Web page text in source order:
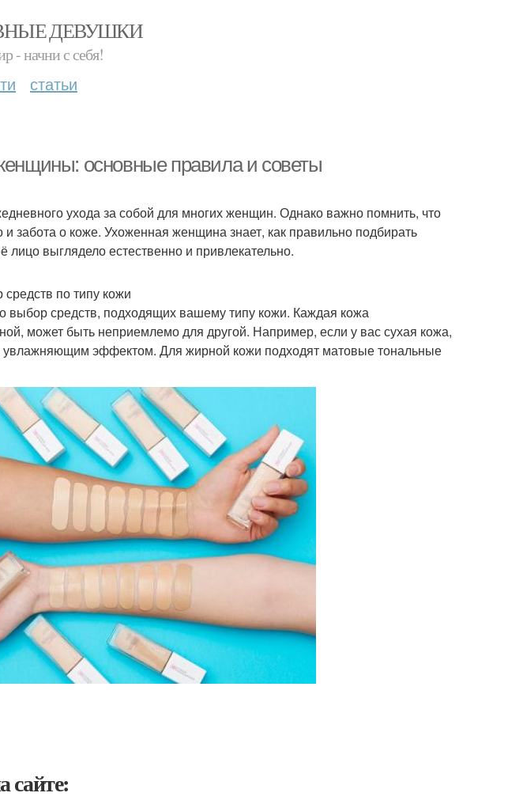
ДЕВУШКИ
- начни с себя!
статьи
основные правила и советы
ухода за собой для многих женщин. Однако важно помнить, что
забота о коже. Ухоженная женщина знает, как правильно подбирать
лицо выглядело естественно и привлекательно.
по типу кожи
выбор средств, подходящих вашему типу кожи. Каждая кожа
может быть неприемлемо для другой. Например, если у вас сухая кожа,
увлажняющим эффектом. Для жирной кожи подходят матовые тональные
сайте: